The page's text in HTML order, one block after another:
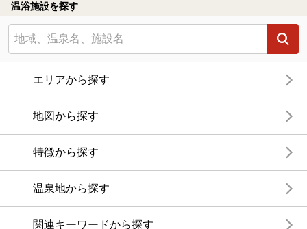
温浴施設を探す
エリアから探す
地図から探す
特徴から探す
温泉地から探す
関連キーワードから探す